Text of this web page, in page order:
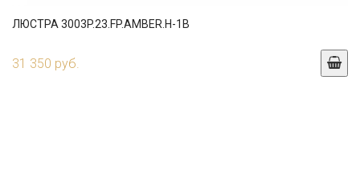
ЛЮСТРА 3003P.23.FP.AMBER.H-1B
31 350 руб.